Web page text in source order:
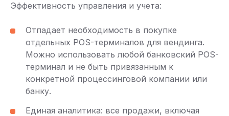
Эффективность управления и учета:
Отпадает необходимость в покупке
отдельных POS-терминалов для вендинга.
Можно использовать любой банковский POS-
терминал и не быть привязанным к
конкретной процессинговой компании или
банку.
Единая аналитика: все продажи, включая